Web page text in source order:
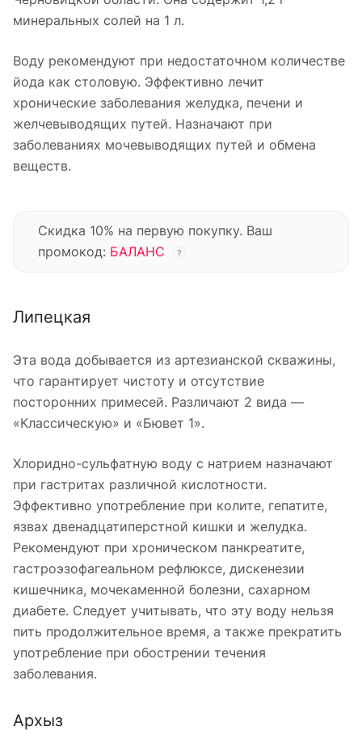
минеральных солей на 1 л.
Воду рекомендуют при недостаточном количестве
йода как столовую. Эффективно лечит
хронические заболевания желудка, печени и
желчевыводящих путей. Назначают при
заболеваниях мочевыводящих путей и обмена
веществ.
Скидка 10% на первую покупку. Ваш
промокод: БАЛАНС ?
Липецкая
Эта вода добывается из артезианской скважины,
что гарантирует чистоту и отсутствие
посторонних примесей. Различают 2 вида —
«Классическую» и «Бювет 1».
Хлоридно-сульфатную воду с натрием назначают
при гастритах различной кислотности.
Эффективно употребление при колите, гепатите,
язвах двенадцатиперстной кишки и желудка.
Рекомендуют при хроническом панкреатите,
гастроэзофагеальном рефлюксе, дискенезии
кишечника, мочекаменной болезни, сахарном
диабете. Следует учитывать, что эту воду нельзя
пить продолжительное время, а также прекратить
употребление при обострении течения
заболевания.
Архыз